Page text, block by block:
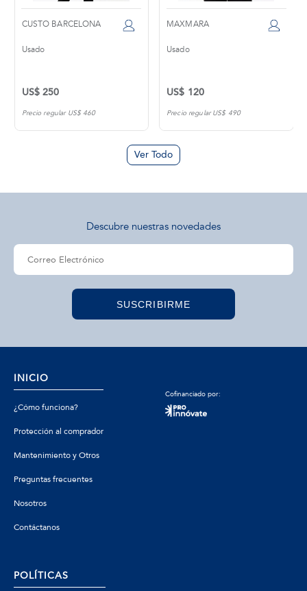
MAXMARA
Precio regular US$ 490
SPORTMAX
Precio regular US$
Ver Todo
Descubre nuestras novedades
SUSCRIBIRME
INICIO
¿Cómo funciona?
Protección al comprador
Mantenimiento y Otros
Preguntas frecuentes
Nosotros
Contáctanos
Cofinanciado por:
POLÍTICAS